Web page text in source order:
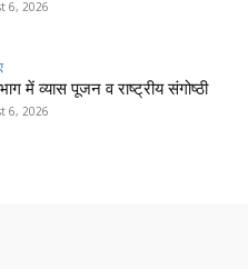
6, 2026
में व्यास पूजन व राष्ट्रीय संगोष्ठी
6, 2026